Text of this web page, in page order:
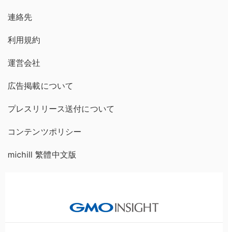
連絡先
利用規約
運営会社
広告掲載について
プレスリリース送付について
コンテンツポリシー
michill 繁體中文版